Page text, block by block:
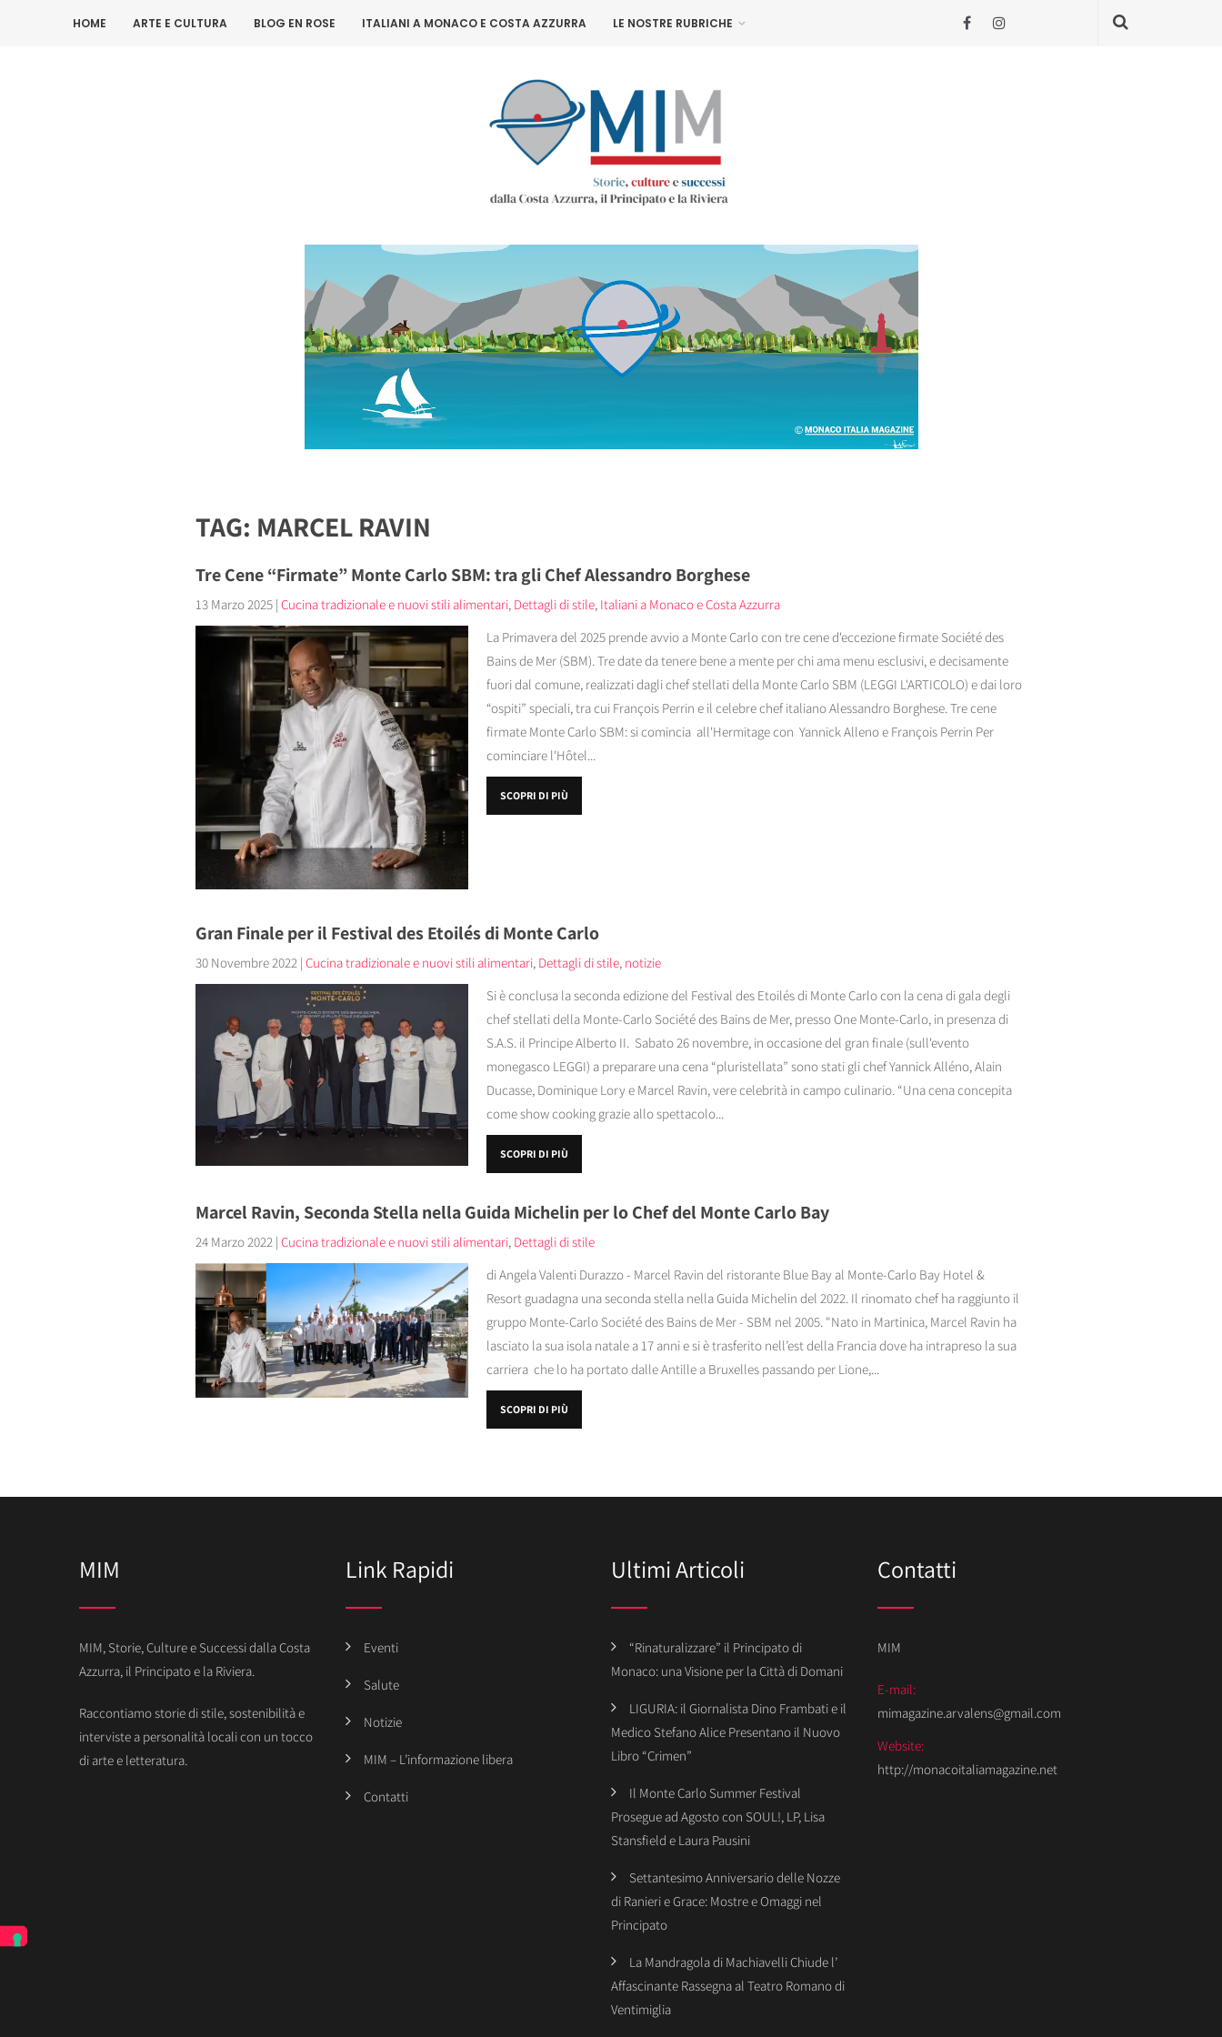
HOME ARTE E CULTURA BLOG EN ROSE ITALIANI A MONACO E COSTA AZZURRA LE NOSTRE RUBRICHE
TAG: MARCEL RAVIN
Tre Cene “Firmate” Monte Carlo SBM: tra gli Chef Alessandro Borghese
13 Marzo 2025 | Cucina tradizionale e nuovi stili alimentari, Dettagli di stile, Italiani a Monaco e Costa Azzurra
La Primavera del 2025 prende avvio a Monte Carlo con tre cene d'eccezione firmate Société des
Bains de Mer (SBM). Tre date da tenere bene a mente per chi ama menu esclusivi, e decisamente
fuori dal comune, realizzati dagli chef stellati della Monte Carlo SBM (LEGGI L'ARTICOLO) e dai loro
“ospiti” speciali, tra cui François Perrin e il celebre chef italiano Alessandro Borghese. Tre cene
firmate Monte Carlo SBM: si comincia all'Hermitage con Yannick Alleno e François Perrin Per
cominciare l'Hôtel...
SCOPRI DI PIÙ
Gran Finale per il Festival des Etoilés di Monte Carlo
30 Novembre 2022 | Cucina tradizionale e nuovi stili alimentari, Dettagli di stile, notizie
Si è conclusa la seconda edizione del Festival des Etoilés di Monte Carlo con la cena di gala degli
chef stellati della Monte-Carlo Société des Bains de Mer, presso One Monte-Carlo, in presenza di
S.A.S. il Principe Alberto II. Sabato 26 novembre, in occasione del gran finale (sull'evento
monegasco LEGGI) a preparare una cena “pluristellata” sono stati gli chef Yannick Alléno, Alain
Ducasse, Dominique Lory e Marcel Ravin, vere celebrità in campo culinario. “Una cena concepita
come show cooking grazie allo spettacolo...
SCOPRI DI PIÙ
Marcel Ravin, Seconda Stella nella Guida Michelin per lo Chef del Monte Carlo Bay
24 Marzo 2022 | Cucina tradizionale e nuovi stili alimentari, Dettagli di stile
di Angela Valenti Durazzo - Marcel Ravin del ristorante Blue Bay al Monte-Carlo Bay Hotel &
Resort guadagna una seconda stella nella Guida Michelin del 2022. Il rinomato chef ha raggiunto il
gruppo Monte-Carlo Société des Bains de Mer - SBM nel 2005. "Nato in Martinica, Marcel Ravin ha
lasciato la sua isola natale a 17 anni e si è trasferito nell’est della Francia dove ha intrapreso la sua
carriera che lo ha portato dalle Antille a Bruxelles passando per Lione,...
SCOPRI DI PIÙ
MIM
MIM, Storie, Culture e Successi dalla Costa
Azzurra, il Principato e la Riviera.
Raccontiamo storie di stile, sostenibilità e
interviste a personalità locali con un tocco
di arte e letteratura.
Link Rapidi
Eventi
Salute
Notizie
MIM – L’informazione libera
Contatti
Ultimi Articoli
“Rinaturalizzare” il Principato di
Monaco: una Visione per la Città di Domani
LIGURIA: il Giornalista Dino Frambati e il
Medico Stefano Alice Presentano il Nuovo
Libro “Crimen”
Il Monte Carlo Summer Festival
Prosegue ad Agosto con SOUL!, LP, Lisa
Stansfield e Laura Pausini
Settantesimo Anniversario delle Nozze
di Ranieri e Grace: Mostre e Omaggi nel
Principato
La Mandragola di Machiavelli Chiude l’
Affascinante Rassegna al Teatro Romano di
Ventimiglia
Contatti
MIM
E-mail:
mimagazine.arvalens@gmail.com
Website:
http://monacoitaliamagazine.net